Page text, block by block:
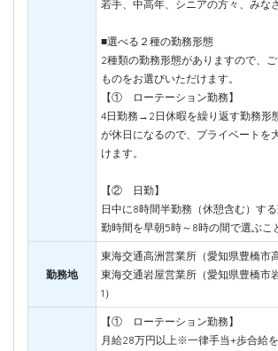
若手、中高年、シニアの方々、みな
■選べる２種の勤務形態
2種類の勤務形態がありますので、
ものをお選びいただけます。
【① ローテーション勤務】
4日勤務→2日休暇を繰り返す勤務形
が休日になるので、プライベートを
けます。
【② 日勤】
日中に8時間半勤務（休憩含む）す
勤時間を早朝5時～8時の間で選ぶこ
勤務地
東海交通高洲営業所（愛知県豊橋市
東海交通岩屋営業所（愛知県豊橋市
1）
【① ローテーション勤務】
月給28万円以上※一律手当+歩合給